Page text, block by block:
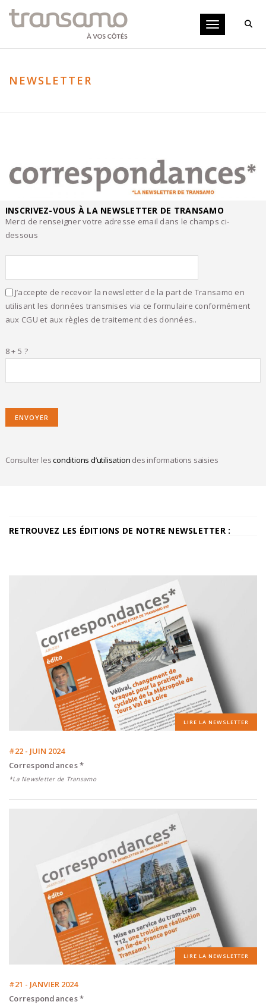
Toggle
NEWSLETTER
INSCRIVEZ-VOUS À LA NEWSLETTER DE TRANSAMO
Merci de renseigner votre adresse email dans le champs ci-
dessous
J’accepte de recevoir la newsletter de la part de Transamo en
utilisant les données transmises via ce formulaire conformément
aux CGU et aux règles de traitement des données..
8 + 5 ?
Consulter lesconditions d’utilisation des informations saisies
RETROUVEZ LES ÉDITIONS DE NOTRE NEWSLETTER :
LIRE LA NEWSLETTER
#22 - JUIN 2024
Correspondances *
*La Newsletter de Transamo
LIRE LA NEWSLETTER
#21 - JANVIER 2024
Correspondances *
Panneau de gestion des cookies